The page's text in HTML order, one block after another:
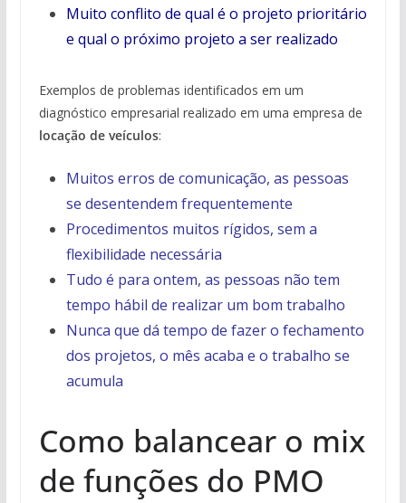
Muito conflito de qual é o projeto prioritário
e qual o próximo projeto a ser realizado
Exemplos de problemas identificados em um
diagnóstico empresarial realizado em uma empresa de
locação de veículos:
Muitos erros de comunicação, as pessoas
se desentendem frequentemente
Procedimentos muitos rígidos, sem a
flexibilidade necessária
Tudo é para ontem, as pessoas não tem
tempo hábil de realizar um bom trabalho
Nunca que dá tempo de fazer o fechamento
dos projetos, o mês acaba e o trabalho se
acumula
Como balancear o mix
de funções do PMO